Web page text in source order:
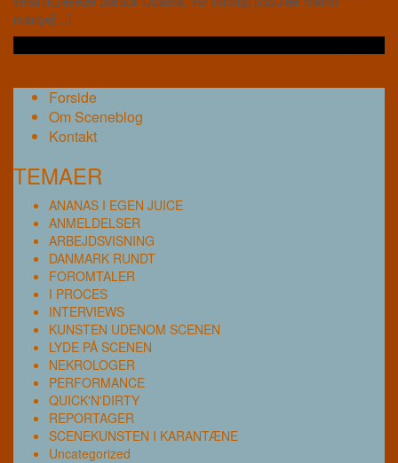
mange[…]
Forside
Om Sceneblog
Kontakt
TEMAER
ANANAS I EGEN JUICE
ANMELDELSER
ARBEJDSVISNING
DANMARK RUNDT
FOROMTALER
I PROCES
INTERVIEWS
KUNSTEN UDENOM SCENEN
LYDE PÅ SCENEN
NEKROLOGER
PERFORMANCE
QUICK'N'DIRTY
REPORTAGER
SCENEKUNSTEN I KARANTÆNE
Uncategorized